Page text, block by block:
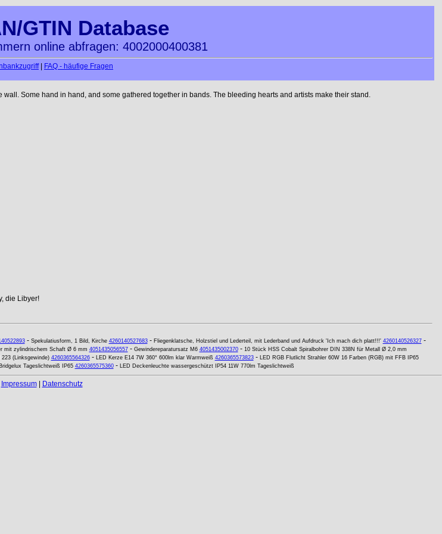
GTIN Database
online abfragen: 4002000400381
| FAQ - häufige Fragen
Some hand in hand, and some gathered together in bands. The bleeding hearts and artists make their stand.
die Libyer!
- Spekulatiusform, 1 Bild, Kirche 4260140527683- Fliegenklatsche, Holzstiel und Lederteil, mit Lederband und Aufdruck 'Ich mach dich platt!!!' 4260140526327-
mit zylindrischem Schaft Ø 6 mm 4051435056557- Gewindereparatursatz M6 4051435002370- 10 Stück HSS Cobalt Spiralbohrer DIN 338N für Metall Ø 2,0 mm
(Linksgewinde) 4260365564326- LED Kerze E14 7W 360° 600lm klar Warmweiß 4260365573823- LED RGB Flutlicht Strahler 60W 16 Farben (RGB) mit FFB IP65
Tageslichtweiß IP65 4260365575360- LED Deckenleuchte wassergeschützt IP54 11W 770lm Tageslichtweiß
Impressum| Datenschutz